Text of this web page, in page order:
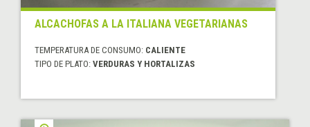
ALCACHOFAS A LA ITALIANA VEGETARIANAS
TEMPERATURA DE CONSUMO: CALIENTE
TIPO DE PLATO: VERDURAS Y HORTALIZAS